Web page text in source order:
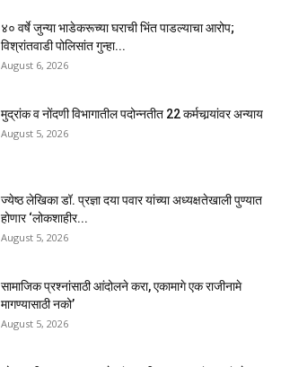
४० वर्षे जुन्या भाडेकरूच्या घराची भिंत पाडल्याचा आरोप;
विश्रांतवाडी पोलिसांत गुन्हा...
August 6, 2026
मुद्रांक व नोंदणी विभागातील पदोन्नतीत 22 कर्मचार्‍यांवर अन्याय
August 5, 2026
ज्येष्ठ लेखिका डॉ. प्रज्ञा दया पवार यांच्या अध्यक्षतेखाली पुण्यात
होणार ‘लोकशाहीर...
August 5, 2026
सामाजिक प्रश्नांसाठी आंदोलने करा, एकामागे एक राजीनामे
मागण्यासाठी नको’
August 5, 2026